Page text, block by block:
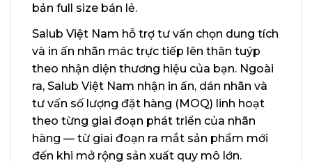
bản full size bán lẻ.
Salub Việt Nam hỗ trợ tư vấn chọn dung tích
và in ấn nhãn mác trực tiếp lên thân tuýp
theo nhận diện thương hiệu của bạn. Ngoài
ra, Salub Việt Nam nhận in ấn, dán nhãn và
tư vấn số lượng đặt hàng (MOQ) linh hoạt
theo từng giai đoạn phát triển của nhãn
hàng — từ giai đoạn ra mắt sản phẩm mới
đến khi mở rộng sản xuất quy mô lớn.